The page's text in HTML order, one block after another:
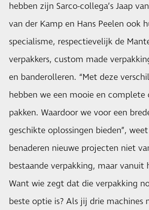
hebben zijn Sarco-collega’s Jaap
van der Kamp en Hans Peelen ook
specialisme, respectievelijk de
verpakkers, custom made
en banderolleren. “Met deze
hebben we een mooie en
pakken. Waardoor we voor een
geschikte oplossingen bieden”,
benaderen nieuwe projecten niet
bestaande verpakking, maar vanuit
Want wie zegt dat die verpakking
beste optie is? Als jij drie machines